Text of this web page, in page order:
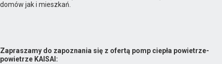
domów jak i mieszkań.
Zapraszamy do zapoznania się z ofertą pomp ciepła powietrze-
powietrze KAISAI: